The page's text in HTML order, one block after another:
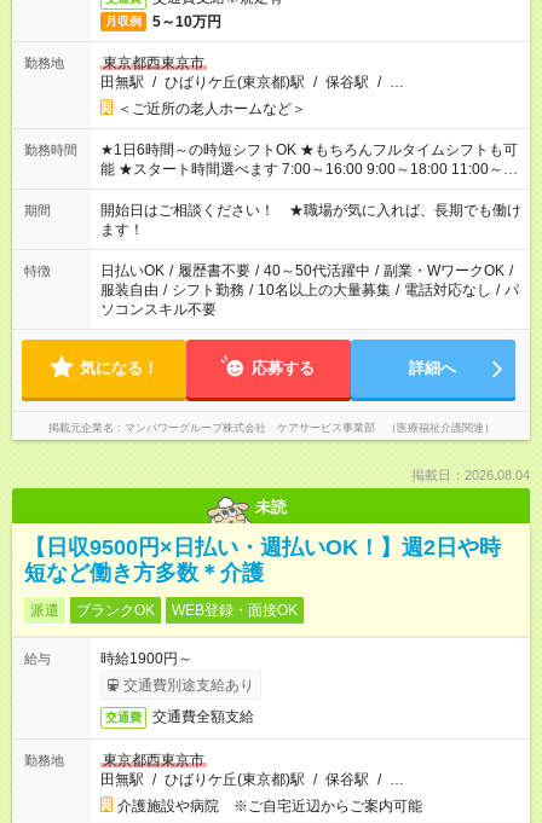
月収例 5～10万円
勤務地
東京都西東京市
田無駅 / ひばりケ丘(東京都)駅 / 保谷駅 / …
＜ご近所の老人ホームなど＞
勤務時間
★1日6時間～の時短シフトOK ★もちろんフルタイムシフトも可
能 ★スタート時間選べます 7:00～16:00 9:00～18:00 11:00～
20:00 など 残業なし！ ※Wワークの場合、他のお仕事と合わせ
週40時間超の就業はご案内できません ※法令に基づき、週20時
間以上勤務は社会保険への加入対象となります ※労働者派遣法
（日雇い派遣の原則禁止）により、短時間・短期間の就業はご
案内が難しい場合があります
期間
開始日はご相談ください！ ★職場が気に入れば、長期でも働け
ます！
特徴 日払いOK / 履歴書不要 / 40～50代活躍中 / 副業・WワークOK /
服装自由 / シフト勤務 / 10名以上の大量募集 / 電話対応なし / パ
ソコンスキル不要
気になる！ 応募する 詳細へ
掲載元企業名 マンパワーグループ株式会社 ケアサービス事業部 （医療福祉介護関連）
掲載日：2026.08.04
未読
【日収9500円×日払い・週払いOK！】週2日や時
短など働き方多数＊介護
派遣 ブランクOK WEB登録・面接OK
給与
時給1900円～
交通費別途支給あり
交通費 交通費全額支給
勤務地
東京都西東京市
田無駅 / ひばりケ丘(東京都)駅 / 保谷駅 / …
介護施設や病院 ※ご自宅近辺からご案内可能